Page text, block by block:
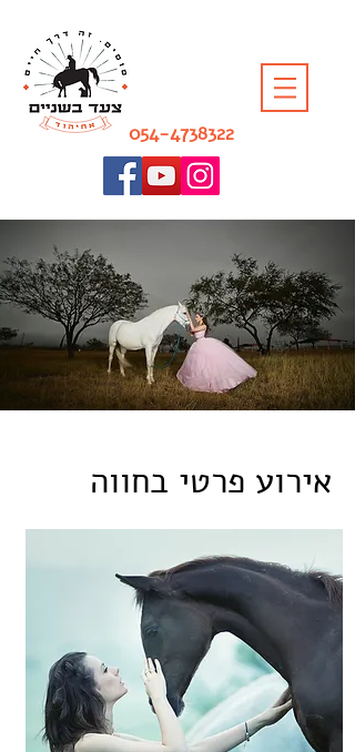
054-4738322
אירוע פרטי בחווה